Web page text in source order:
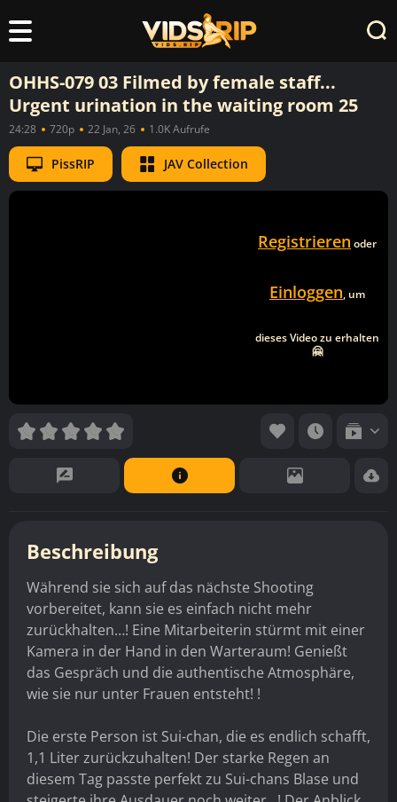
OHHS-079 03 Filmed by female staff...
Urgent urination in the waiting room 25
24:28 720p 22 Jan, 26 1.0K Aufrufe
PissRIP JAV Collection
Registrieren oder
Einloggen, um
dieses Video zu erhalten
🤗
Beschreibung
Während sie sich auf das nächste Shooting
vorbereitet, kann sie es einfach nicht mehr
zurückhalten…! Eine Mitarbeiterin stürmt mit einer
Kamera in der Hand in den Warteraum! Genießt
das Gespräch und die authentische Atmosphäre,
wie sie nur unter Frauen entsteht! !
Die erste Person ist Sui-chan, die es endlich schafft,
1,1 Liter zurückzuhalten! Der starke Regen an
diesem Tag passte perfekt zu Sui-chans Blase und